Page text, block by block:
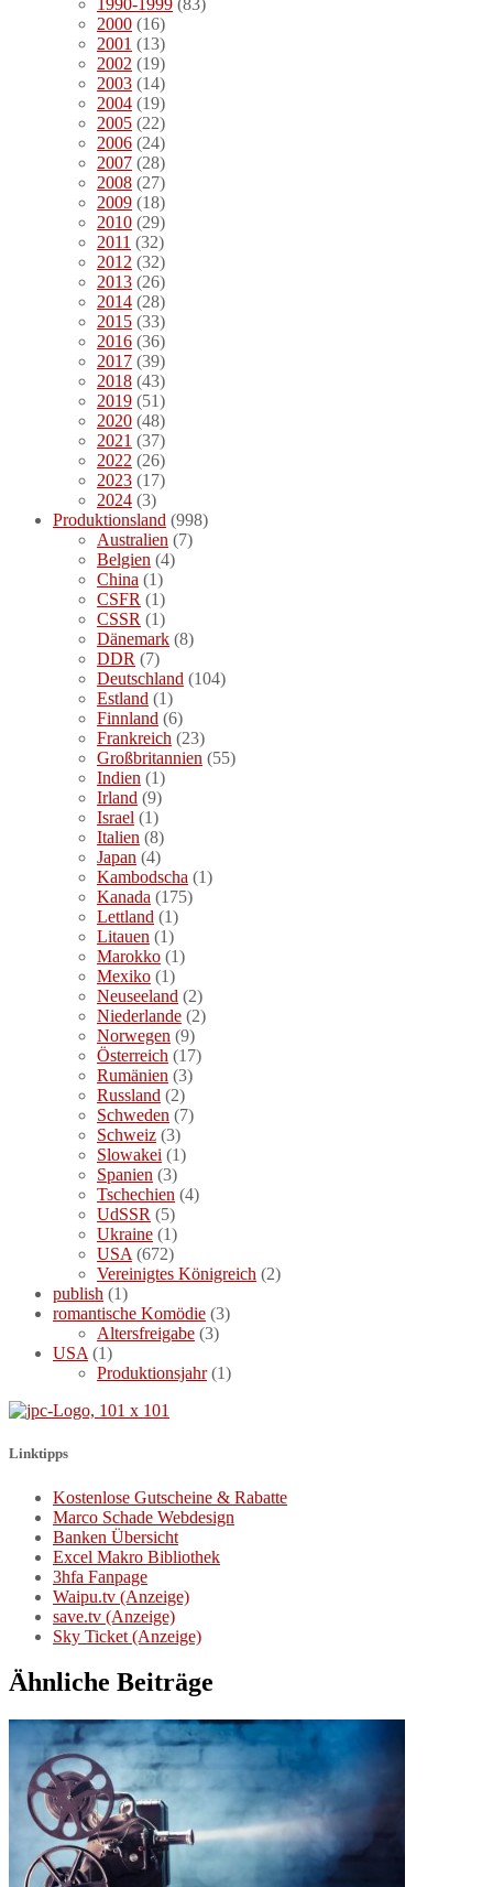
1990-1999 (83)
2000 (16)
2001 (13)
2002 (19)
2003 (14)
2004 (19)
2005 (22)
2006 (24)
2007 (28)
2008 (27)
2009 (18)
2010 (29)
2011 (32)
2012 (32)
2013 (26)
2014 (28)
2015 (33)
2016 (36)
2017 (39)
2018 (43)
2019 (51)
2020 (48)
2021 (37)
2022 (26)
2023 (17)
2024 (3)
Produktionsland (998)
Australien (7)
Belgien (4)
China (1)
CSFR (1)
CSSR (1)
Dänemark (8)
DDR (7)
Deutschland (104)
Estland (1)
Finnland (6)
Frankreich (23)
Großbritannien (55)
Indien (1)
Irland (9)
Israel (1)
Italien (8)
Japan (4)
Kambodscha (1)
Kanada (175)
Lettland (1)
Litauen (1)
Marokko (1)
Mexiko (1)
Neuseeland (2)
Niederlande (2)
Norwegen (9)
Österreich (17)
Rumänien (3)
Russland (2)
Schweden (7)
Schweiz (3)
Slowakei (1)
Spanien (3)
Tschechien (4)
UdSSR (5)
Ukraine (1)
USA (672)
Vereinigtes Königreich (2)
publish (1)
romantische Komödie (3)
Altersfreigabe (3)
USA (1)
Produktionsjahr(1)
Linktipps
Kostenlose Gutscheine & Rabatte
Marco Schade Webdesign
Banken Übersicht
Excel Makro Bibliothek
3hfa Fanpage
Waipu.tv (Anzeige)
save.tv (Anzeige)
Sky Ticket (Anzeige)
Ähnliche Beiträge